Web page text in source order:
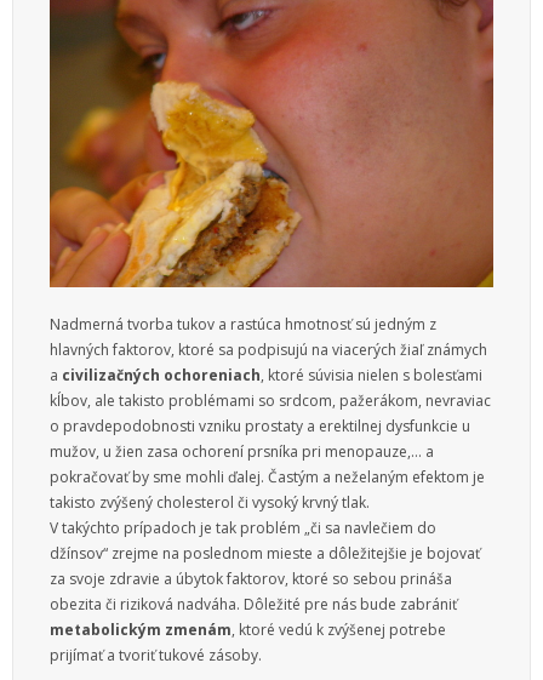
Nadmerná tvorba tukov a rastúca hmotnosť sú jedným z
hlavných faktorov, ktoré sa podpisujú na viacerých žiaľ známych
a civilizačných ochoreniach, ktoré súvisia nielen s bolesťami
kĺbov, ale takisto problémami so srdcom, pažerákom, nevraviac
o pravdepodobnosti vzniku prostaty a erektilnej dysfunkcie u
mužov, u žien zasa ochorení prsníka pri menopauze,… a
pokračovať by sme mohli ďalej. Častým a neželaným efektom je
takisto zvýšený cholesterol či vysoký krvný tlak.
V takýchto prípadoch je tak problém „či sa navlečiem do
džínsov“ zrejme na poslednom mieste a dôležitejšie je bojovať
za svoje zdravie a úbytok faktorov, ktoré so sebou prináša
obezita či riziková nadváha. Dôležité pre nás bude zabrániť
metabolickým zmenám, ktoré vedú k zvýšenej potrebe
prijímať a tvoriť tukové zásoby.